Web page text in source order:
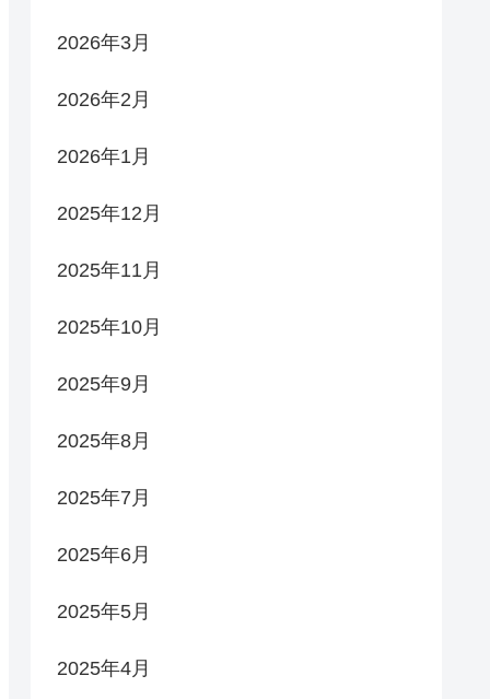
2026年3月
2026年2月
2026年1月
2025年12月
2025年11月
2025年10月
2025年9月
2025年8月
2025年7月
2025年6月
2025年5月
2025年4月